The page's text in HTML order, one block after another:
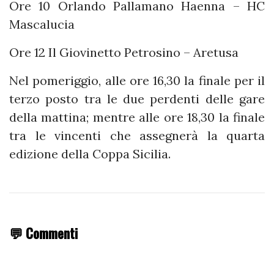
Ore 10 Orlando Pallamano Haenna – HC
Mascalucia
Ore 12 Il Giovinetto Petrosino – Aretusa
Nel pomeriggio, alle ore 16,30 la finale per il
terzo posto tra le due perdenti delle gare
della mattina; mentre alle ore 18,30 la finale
tra le vincenti che assegnerà la quarta
edizione della Coppa Sicilia.
💬 Commenti